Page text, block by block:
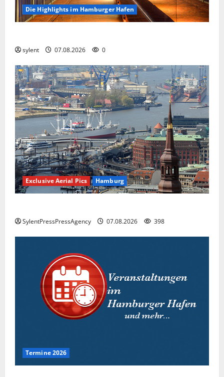
Die Highlights im Hamburger Hafen
sylent 07.08.2026 0
Exclusive Aerial Pics Hamburg
SylentPressPressAgency 07.08.2026 398
Termine 2026